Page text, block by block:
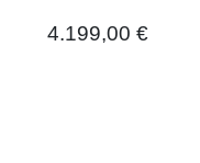
4.199,00 €